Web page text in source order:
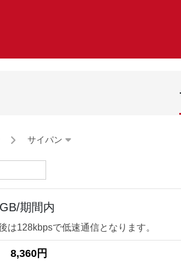
サイパン
期間内
は128kbpsで低速通信となります。
8,360円